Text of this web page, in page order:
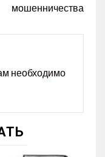
мошенничества
необходимо